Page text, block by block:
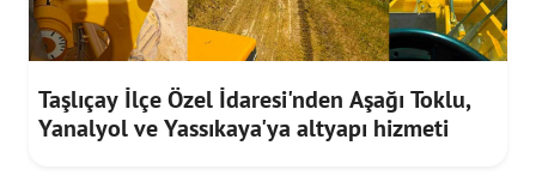
Taşlıçay İlçe Özel İdaresi'nden Aşağı Toklu,
Yanalyol ve Yassıkaya'ya altyapı hizmeti